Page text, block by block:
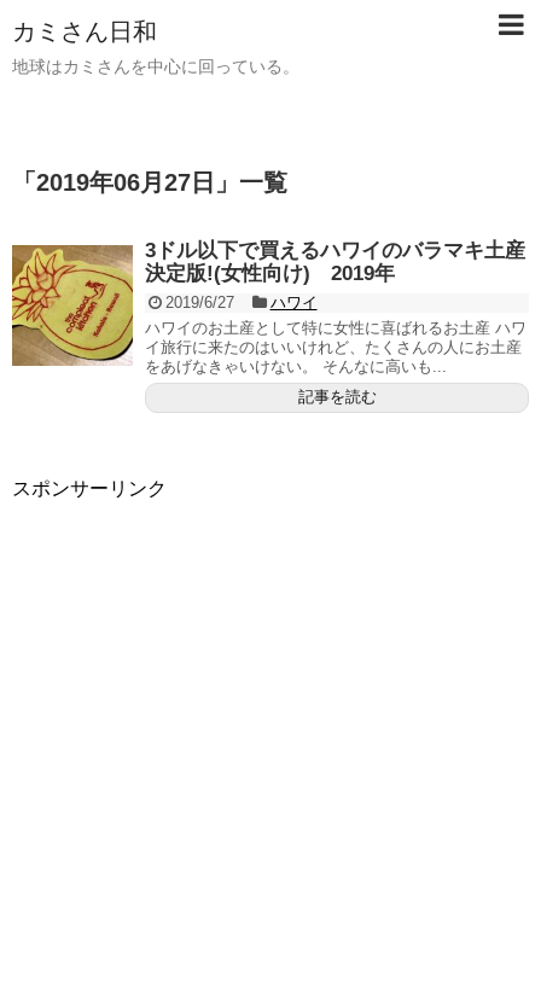
カミさん日和
地球はカミさんを中心に回っている。
「 2019年06月27日 」 一覧
3ドル以下で買えるハワイのバラマキ土産
決定版!(女性向け) 2019年
2019/6/27
ハワイ
ハワイのお土産として特に女性に喜ばれるお土産 ハワ
イ旅行に来たのはいいけれど、たくさんの人にお土産
をあげなきゃいけない。 そんなに高いも...
記事を読む
スポンサーリンク